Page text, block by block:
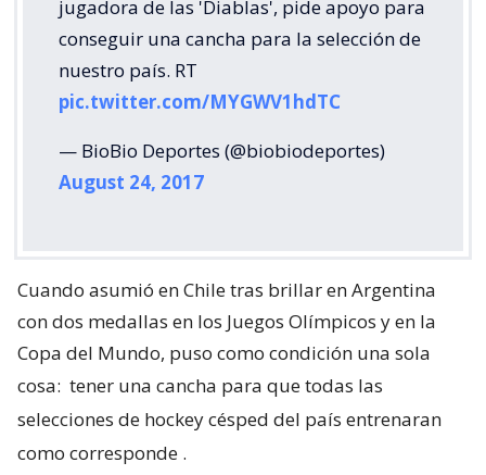
jugadora de las 'Diablas', pide apoyo para
conseguir una cancha para la selección de
nuestro país. RT
pic.twitter.com/MYGWV1hdTC
— BioBio Deportes (@biobiodeportes)
August 24, 2017
Cuando asumió en Chile tras brillar en Argentina
con dos medallas en los Juegos Olímpicos y en la
Copa del Mundo, puso como condición una sola
cosa: tener una cancha para que todas las
selecciones de hockey césped del país entrenaran
como corresponde .